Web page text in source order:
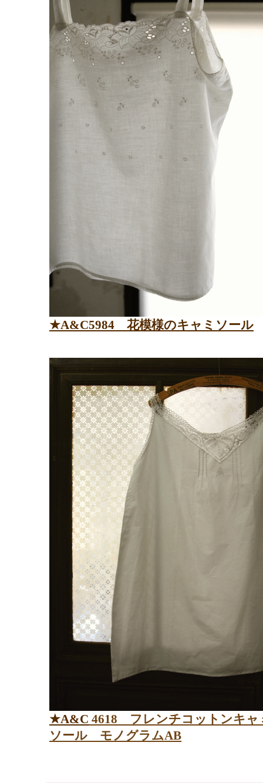
★A&C5984 花模様のキャミソール
★A&C 4618
フレンチコットンキャ
ソール
モノグラムAB